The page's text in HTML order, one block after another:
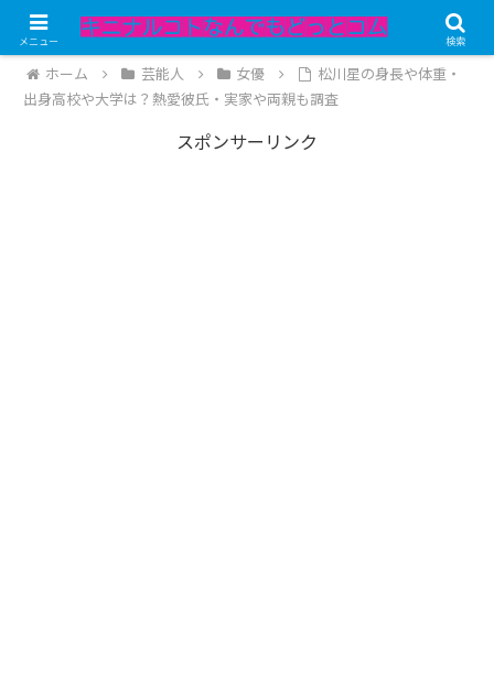
記事内にPRが含まれています。
ホーム 芸能人 女優
松川星の身長や体重・
出身高校や大学は？熱愛彼氏・実家や両親も調査
スポンサーリンク
メニュー 検索